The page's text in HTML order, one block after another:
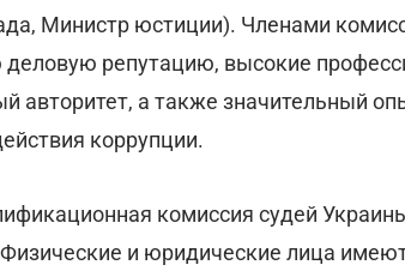
Министр юстиции). Членами
деловую репутацию, высокие
авторитет, а также значительный
коррупции.
комиссия судей
и юридические лица